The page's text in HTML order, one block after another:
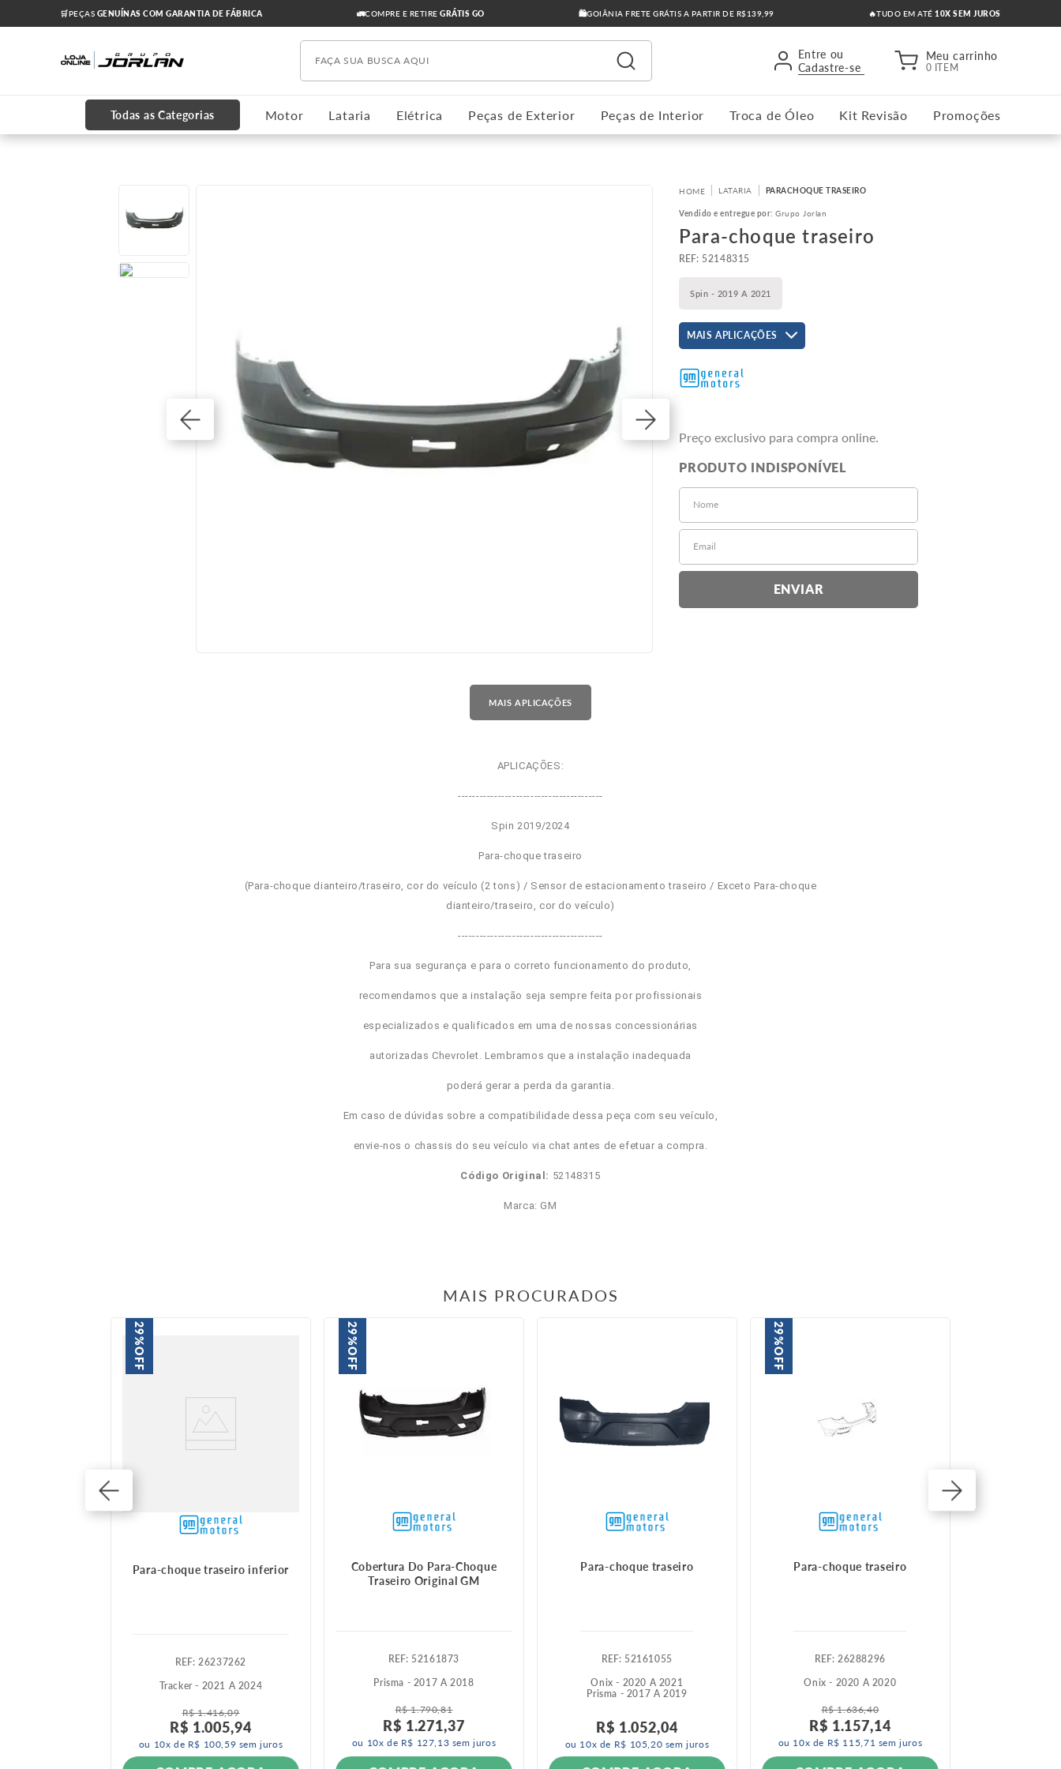
🛒PEÇAS GENUÍNAS COM GARANTIA DE FÁBRICA 🚛COMPRE E RETIREGRÁTIS GO 🛍️GOIÂNIA FRETE GRÁTIS A PARTIR DE R$139,99 🔥TUDO EM ATÉ10X SEM JUROS
Faça sua busca aqui
Entre ou
Cadastre-se
Meu carrinho
0 ITEM
Todas as Categorias Motor Lataria Elétrica Peças de Exterior Peças de Interior Troca de Óleo Kit Revisão Promoções
LATARIA PARACHOQUE TRASEIRO
Vendido e entregue por:Grupo Jorlan
Para-choque traseiro
: 52148315
Spin - 2019 A 2021
MAIS APLICAÇÕES
Preço exclusivo para compra online.
ENVIAR
MAIS APLICAÇÕES
APLICAÇÕES:
----------------------------------------
Spin 2019/2024
Para-choque traseiro
(Para-choque dianteiro/traseiro, cor do veículo (2 tons) / Sensor de estacionamento traseiro / Exceto Para-choque
dianteiro/traseiro, cor do veículo)
----------------------------------------
Para sua segurança e para o correto funcionamento do produto,
recomendamos que a instalação seja sempre feita por profissionais
especializados e qualificados em uma de nossas concessionárias
autorizadas Chevrolet. Lembramos que a instalação inadequada
poderá gerar a perda da garantia.
Em caso de dúvidas sobre a compatibilidade dessa peça com seu veículo,
envie-nos o chassis do seu veículo via chat antes de efetuar a compra.
Código Original: 52148315
Marca: GM
MAIS PROCURADOS
29%
OFF
Para-choque traseiro inferior
:26237262
Tracker - 2021 A 2024
R$ 1.416,09
R$ 1.005,94
ou 10x de R$ 100 59 sem juros
29%
OFF
Cobertura Do Para-Choque
Traseiro Original GM
: 52161873
Prisma - 2017 A 2018
R$ 1.790,81
R$ 1.271,37
ou 10x de R$ 127 13 sem juros
Para-choque traseiro
: 52161055
Onix - 2020 A 2021
Prisma - 2017 A 2019
R$ 1.052,04
ou 10x de R$ 105 20 sem juros
29%
OFF
Para-choque traseiro
:26288296
Onix - 2020 A 2020
R$ 1.636,40
R$ 1.157,14
ou 10x de R$ 115 71 sem juros
1
chevrolet
2º
onix
5º
cobalt
7º